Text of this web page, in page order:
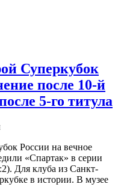
Суперкубок
после 10-й
5-го титула
России на вечное
«Спартак» в серии
Для клуба из Санкт-
в истории. В музее